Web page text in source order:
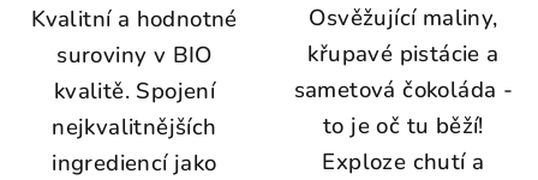
Kvalitní a hodnotné
suroviny v BIO
kvalitě. Spojení
nejkvalitnějších
ingrediencí jako
Osvěžující maliny,
křupavé pistácie a
sametová čokoláda -
to je oč tu běží!
Exploze chutí a